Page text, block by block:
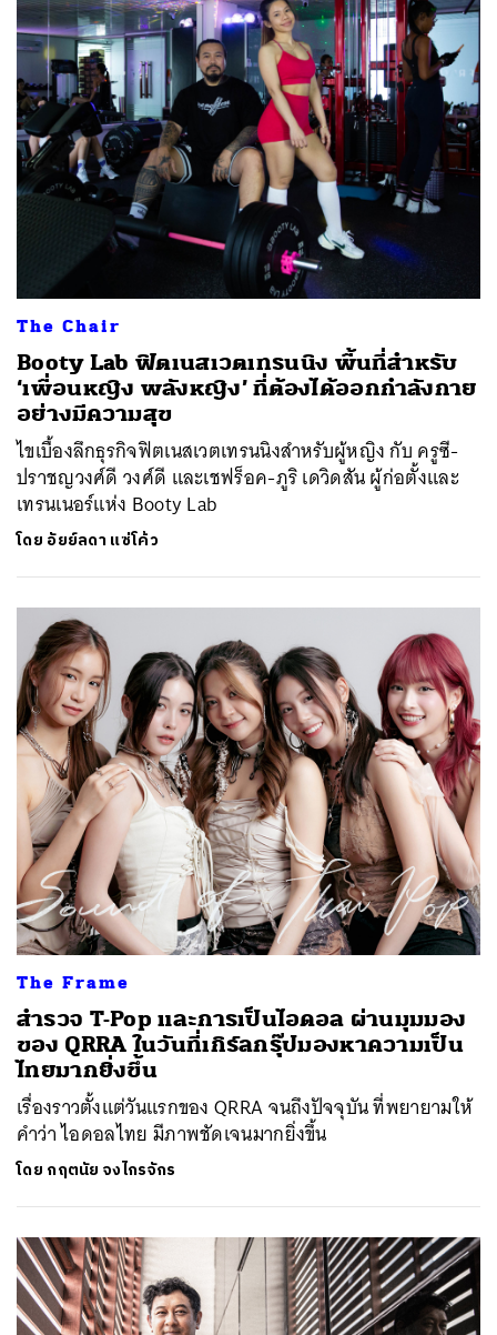
The Chair
Booty Lab ฟิตเนสเวตเทรนนิง พื้นที่สำหรับ
‘เพื่อนหญิง พลังหญิง’ ที่ต้องได้ออกกำลังกาย
อย่างมีความสุข
ไขเบื้องลึกธุรกิจฟิตเนสเวตเทรนนิงสำหรับผู้หญิง กับ ครูซี-
ปราชญวงศ์ดี วงศ์ดี และเชฟร็อค-ภูริ เดวิดสัน ผู้ก่อตั้งและ
เทรนเนอร์แห่ง Booty Lab
โดย อัยย์ลดา แซ่โค้ว
The Frame
สำรวจ T-Pop และการเป็นไอดอล ผ่านมุมมอง
ของ QRRA ในวันที่เกิร์ลกรุ๊ปมองหาความเป็น
ไทยมากยิ่งขึ้น
เรื่องราวตั้งแต่วันแรกของ QRRA จนถึงปัจจุบัน ที่พยายามให้
คำว่า ไอดอลไทย มีภาพชัดเจนมากยิ่งขึ้น
โดย กฤตนัย จงไกรจักร
ค้นหา
SHARE TWEET LINE EMAIL